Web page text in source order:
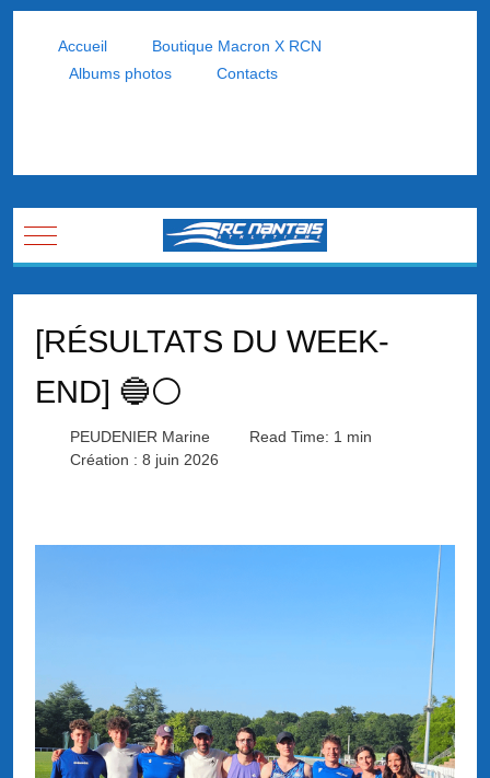
Accueil
Boutique Macron X RCN
Albums photos
Contacts
Mobile Menu Toggle
[RÉSULTATS DU WEEK-
END] 🔵⚪
PEUDENIER Marine
Read Time: 1 min
Création : 8 juin 2026